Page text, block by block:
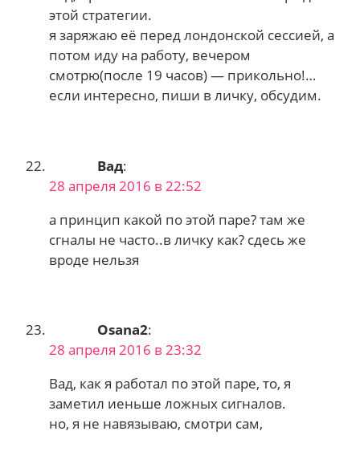
этой стратегии.
я заряжаю её перед лондонской сессией, а
потом иду на работу, вечером
смотрю(после 19 часов) — прикольно!…
если интересно, пиши в личку, обсудим.
Вад:
28 апреля 2016 в 22:52
а принцип какой по этой паре? там же
сгналы не часто..в личку как? сдесь же
вроде нельзя
Osana2:
28 апреля 2016 в 23:32
Вад, как я работал по этой паре, то, я
заметил иеньше ложных сигналов.
но, я не навязываю, смотри сам,